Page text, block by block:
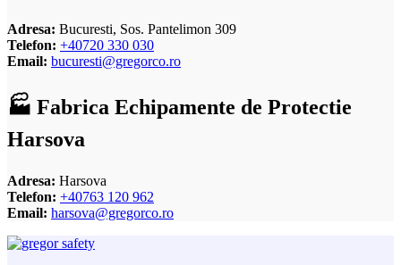
Adresa: Bucuresti, Sos. Pantelimon 309
Telefon: +40720 330 030
Email: bucuresti@gregorco.ro
🏭 Fabrica Echipamente de Protectie
Harsova
Adresa: Harsova
Telefon: +40763 120 962
Email: harsova@gregorco.ro